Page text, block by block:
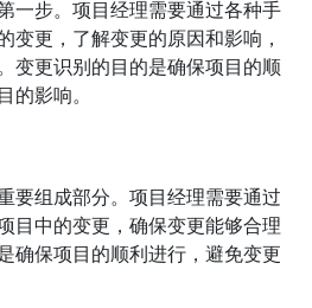
一步。项目经理需要通过各种手
变更，了解变更的原因和影响，
变更识别的目的是确保项目的顺
的影响。
要组成部分。项目经理需要通过
目中的变更，确保变更能够合理
确保项目的顺利进行，避免变更